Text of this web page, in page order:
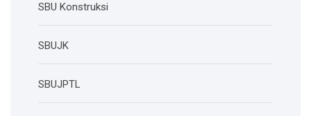
SBU Konstruksi
SBUJK
SBUJPTL